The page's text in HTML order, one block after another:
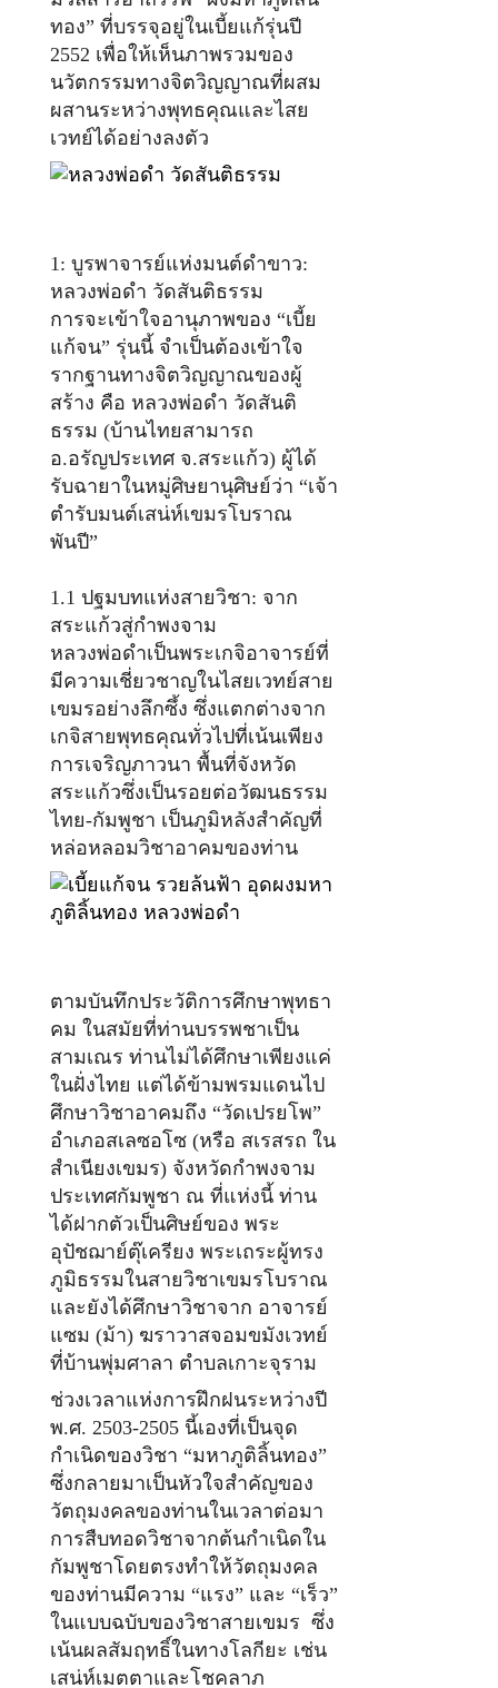
ทอง” ที่บรรจุอยู่ในเบี้ยแก้รุ่นปี
2552 เพื่อให้เห็นภาพรวมของ
นวัตกรรมทางจิตวิญญาณที่ผสม
ผสานระหว่างพุทธคุณและไสย
เวทย์ได้อย่างลงตัว
1: บูรพาจารย์แห่งมนต์ดำขาว:
หลวงพ่อดำ วัดสันติธรรม
การจะเข้าใจอานุภาพของ “เบี้ย
แก้จน” รุ่นนี้ จำเป็นต้องเข้าใจ
รากฐานทางจิตวิญญาณของผู้
สร้าง คือ หลวงพ่อดำ วัดสันติ
ธรรม (บ้านไทยสามารถ
อ.อรัญประเทศ จ.สระแก้ว) ผู้ได้
รับฉายาในหมู่ศิษยานุศิษย์ว่า “เจ้า
ตำรับมนต์เสน่ห์เขมรโบราณ
พันปี”
1.1 ปฐมบทแห่งสายวิชา: จาก
สระแก้วสู่กำพงจาม
หลวงพ่อดำเป็นพระเกจิอาจารย์ที่
มีความเชี่ยวชาญในไสยเวทย์สาย
เขมรอย่างลึกซึ้ง ซึ่งแตกต่างจาก
เกจิสายพุทธคุณทั่วไปที่เน้นเพียง
การเจริญภาวนา พื้นที่จังหวัด
สระแก้วซึ่งเป็นรอยต่อวัฒนธรรม
ไทย-กัมพูชา เป็นภูมิหลังสำคัญที่
หล่อหลอมวิชาอาคมของท่าน
ตามบันทึกประวัติการศึกษาพุทธา
คม ในสมัยที่ท่านบรรพชาเป็น
สามเณร ท่านไม่ได้ศึกษาเพียงแค่
ในฝั่งไทย แต่ได้ข้ามพรมแดนไป
ศึกษาวิชาอาคมถึง “วัดเปรยโพ”
อำเภอสเลซอโซ (หรือ สเรสรถ ใน
สำเนียงเขมร) จังหวัดกำพงจาม
ประเทศกัมพูชา ณ ที่แห่งนี้ ท่าน
ได้ฝากตัวเป็นศิษย์ของ พระ
อุปัชฌาย์ตุ๊เครียง พระเถระผู้ทรง
ภูมิธรรมในสายวิชาเขมรโบราณ
และยังได้ศึกษาวิชาจาก อาจารย์
แซม (ม้า) ฆราวาสจอมขมังเวทย์
ที่บ้านพุ่มศาลา ตำบลเกาะจุราม
ช่วงเวลาแห่งการฝึกฝนระหว่างปี
พ.ศ. 2503-2505 นี้เองที่เป็นจุด
กำเนิดของวิชา “มหาภูติลิ้นทอง”
ซึ่งกลายมาเป็นหัวใจสำคัญของ
วัตถุมงคลของท่านในเวลาต่อมา
การสืบทอดวิชาจากต้นกำเนิดใน
กัมพูชาโดยตรงทำให้วัตถุมงคล
ของท่านมีความ “แรง” และ “เร็ว”
ในแบบฉบับของวิชาสายเขมร ซึ่ง
เน้นผลสัมฤทธิ์ในทางโลกียะ เช่น
เสน่ห์เมตตาและโชคลาภ